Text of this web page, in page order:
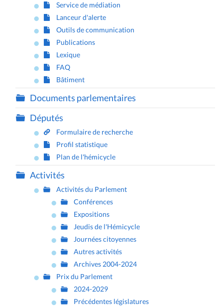
Service de médiation
Lanceur d'alerte
Outils de communication
Publications
Lexique
FAQ
Bâtiment
Documents parlementaires
Députés
Formulaire de recherche
Profil statistique
Plan de l'hémicycle
Activités
Activités du Parlement
Conférences
Expositions
Jeudis de l'Hémicycle
Journées citoyennes
Autres activités
Archives 2004-2024
Prix du Parlement
2024-2029
Précédentes législatures